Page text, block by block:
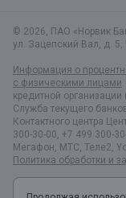
© 2026, ПАО «Норвик
ул. Зацепский Вал, д. 5,
Информация о
с физическими лицами
кредитной
Служба текущего
Контактного центра
300-30-00, +7 499 300-
Мегафон, МТС, Теле2,
Политика обработки и
Раскрытие